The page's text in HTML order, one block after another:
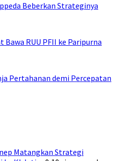
Beberkan Strateginya
Bawa RUU PFII ke Paripurna
Pertahanan demi Percepatan
Matangkan Strategi